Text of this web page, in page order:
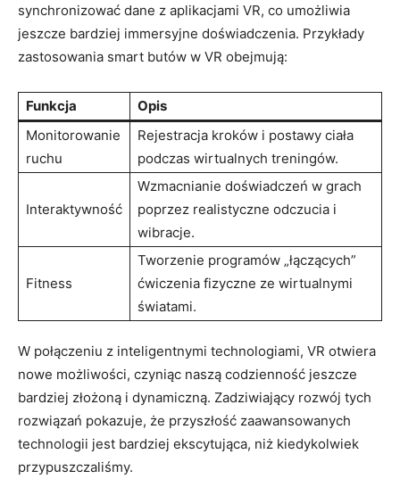
synchronizować dane z aplikacjami VR, co umożliwia
jeszcze bardziej immersyjne doświadczenia. Przykłady
zastosowania smart butów w VR obejmują:
Funkcja
Opis
Monitorowanie
ruchu
Rejestracja kroków i postawy ciała
podczas wirtualnych treningów.
Interaktywność
Wzmacnianie doświadczeń w grach
poprzez realistyczne odczucia i
wibracje.
Fitness
Tworzenie programów „łączących”
ćwiczenia fizyczne ze wirtualnymi
światami.
W połączeniu z inteligentnymi technologiami, VR otwiera
nowe możliwości, czyniąc naszą codzienność jeszcze
bardziej złożoną i dynamiczną. Zadziwiający rozwój tych
rozwiązań pokazuje, że przyszłość zaawansowanych
technologii jest bardziej ekscytująca, niż kiedykolwiek
przypuszczaliśmy.